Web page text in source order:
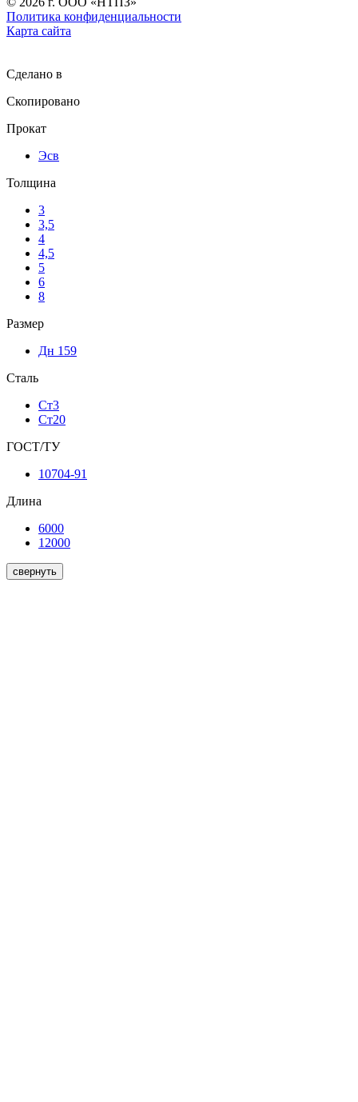
Политика конфиденциальности
Карта сайта
Сделано в
Скопировано
Прокат
Эсв
Толщина
3
3,5
4
4,5
5
6
8
Размер
Дн 159
Сталь
Ст3
Ст20
ГОСТ/ТУ
10704-91
Длина
6000
12000
свернуть